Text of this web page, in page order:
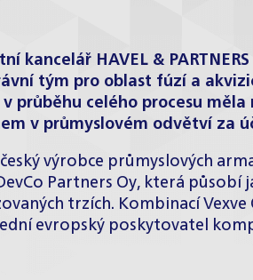
kancelář HAVEL &
tým pro oblast fúzí a
průběhu celého procesu
v průmyslovém odvětví za
výrobce průmyslových
Partners Oy, která
trzích. Kombinací
evropský poskytovatel